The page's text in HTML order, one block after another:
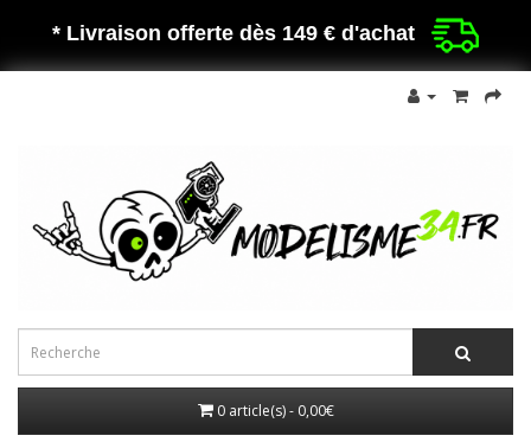
* Livraison offerte dès 149 € d'achat
0 article(s) - 0,00€